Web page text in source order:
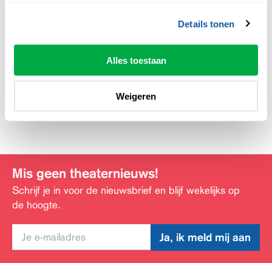
Details tonen
Alles toestaan
Weigeren
uur in Schouwburg Odeon. Het toonmoment is de
uur. Wilt u hier graag bij zijn? Bestel uw kaarten via de
Mis geen theaternieuws!
Schrijf je in voor de nieuwsbrief en blijf wekelijks op
de hoogte.
Ja, ik meld mij aan